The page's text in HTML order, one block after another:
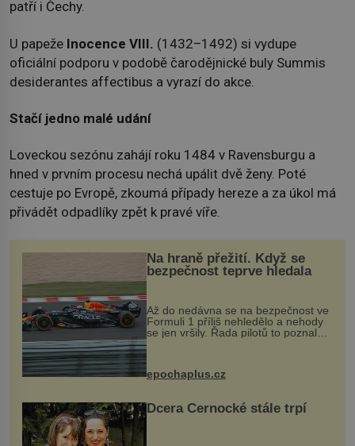
patří i Čechy.
U papeže Inocence VIII. (1432–1492) si vydupe
oficiální podporu v podobě čarodějnické buly Summis
desiderantes affectibus a vyrazí do akce.
Stačí jedno malé udání
Loveckou sezónu zahájí roku 1484 v Ravensburgu a
hned v prvním procesu nechá upálit dvě ženy. Poté
cestuje po Evropě, zkoumá případy hereze a za úkol má
přivádět odpadlíky zpět k pravé víře.
Na hraně přežití. Když se
bezpečnost teprve hledala
Až do nedávna se na bezpečnost ve
Formuli 1 příliš nehledělo a nehody
se jen vršily. Řada pilotů to poznala
na vlastní kůži, často s trvalými
následky nebo bohužel i ztrátou
života. Dnes nepochopiteln...
epochaplus.cz
Dcera Černocké stále trpí